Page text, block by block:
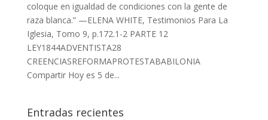
coloque en igualdad de condiciones con la gente de
raza blanca.” —ELENA WHITE, Testimonios Para La
Iglesia, Tomo 9, p.172.1-2 PARTE 12
LEY1844ADVENTISTA28
CREENCIASREFORMAPROTESTABABILONIA
Compartir Hoy es 5 de...
Entradas recientes